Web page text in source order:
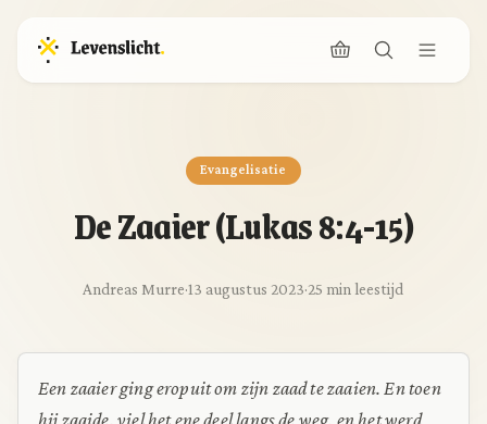
Evangelisatie
De Zaaier (Lukas 8:4-15)
Andreas Murre·13 augustus 2023·25 min leestijd
Een zaaier ging eropuit om zijn zaad te zaaien. En toen
hij zaaide, viel het ene deel langs de weg, en het werd